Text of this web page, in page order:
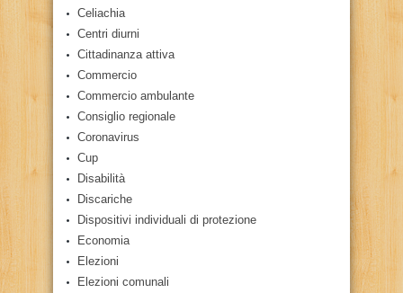
Celiachia
Centri diurni
Cittadinanza attiva
Commercio
Commercio ambulante
Consiglio regionale
Coronavirus
Cup
Disabilità
Discariche
Dispositivi individuali di protezione
Economia
Elezioni
Elezioni comunali